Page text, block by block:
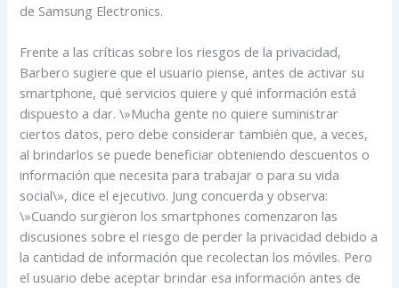
de Samsung Electronics.
Frente a las críticas sobre los riesgos de la privacidad,
Barbero sugiere que el usuario piense, antes de activar su
smartphone, qué servicios quiere y qué información está
dispuesto a dar. \»Mucha gente no quiere suministrar
ciertos datos, pero debe considerar también que, a veces,
al brindarlos se puede beneficiar obteniendo descuentos o
información que necesita para trabajar o para su vida
social\», dice el ejecutivo. Jung concuerda y observa:
\»Cuando surgieron los smartphones comenzaron las
discusiones sobre el riesgo de perder la privacidad debido a
la cantidad de información que recolectan los móviles. Pero
el usuario debe aceptar brindar esa información antes de